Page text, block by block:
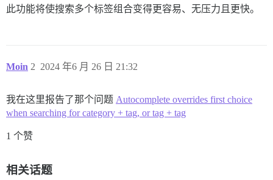
此功能将使搜索多个标签组合变得更容易、无压力且更快。
Moin 2024 年6 月 26 日 21:32
2
我在这里报告了那个问题 Autocomplete overrides first choice
when searching for category + tag, or tag + tag
1 个赞
相关话题